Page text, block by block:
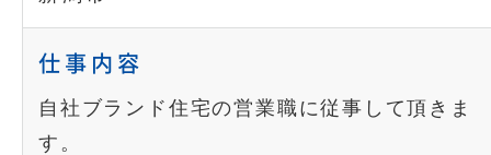
仕事内容
自社ブランド住宅の営業職に従事して頂きま
す。